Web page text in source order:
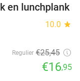
33%
en lunchplank
10.0 star
Regulier €25,45
€16,95